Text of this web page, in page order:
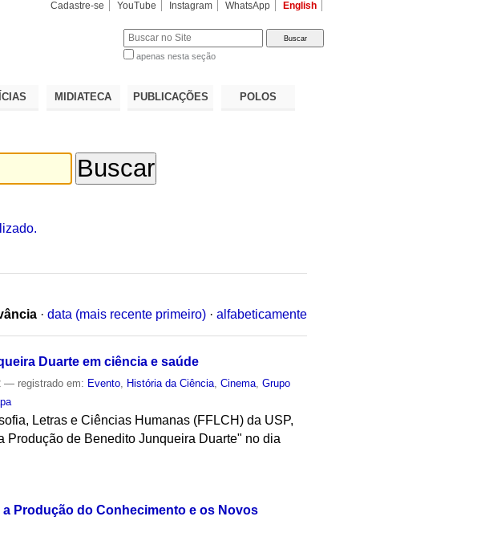
Cadastre-se YouTube Instagram WhatsApp English
apenas nesta seção
MIDIATECA PUBLICAÇÕES POLOS
· data (mais recente primeiro) · alfabeticamente
Duarte em ciência e saúde
— registrado em: Evento História da Ciência ,Cinema ,Grupo
Letras e Ciências Humanas (FFLCH) da USP,
de Benedito Junqueira Duarte" no dia
Produção do Conhecimento e os Novos